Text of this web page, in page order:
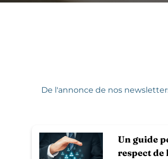
De l'annonce de nos
Un guide
respect de